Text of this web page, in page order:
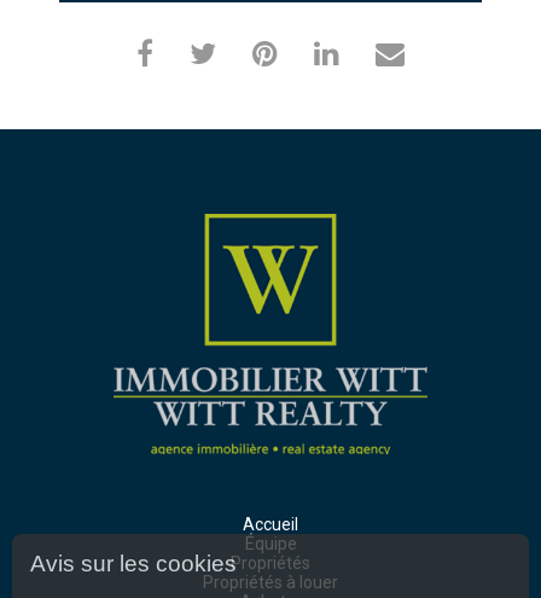
Accueil
Équipe
Propriétés
Propriétés à louer
Avis sur les cookies